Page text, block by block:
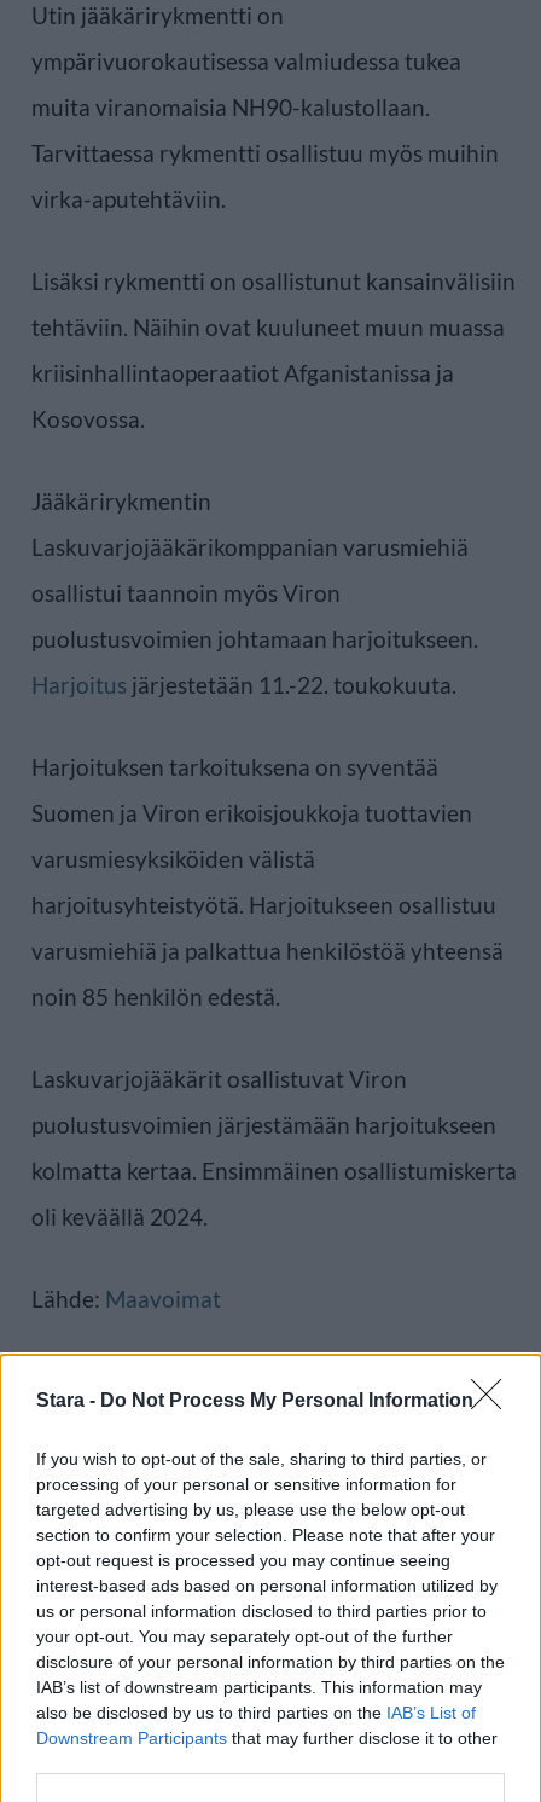
Stara - Do Not Process My Personal Information
If you wish to opt-out of the sale, sharing to third parties, or
processing of your personal or sensitive information for
targeted advertising by us, please use the below opt-out
section to confirm your selection. Please note that after your
opt-out request is processed you may continue seeing
interest-based ads based on personal information utilized by
us or personal information disclosed to third parties prior to
your opt-out. You may separately opt-out of the further
disclosure of your personal information by third parties on the
IAB’s list of downstream participants. This information may
also be disclosed by us to third parties on the IAB’s List of
Downstream Participants that may further disclose it to other
Utin jääkärirykmentti on
ympärivuorokautisessa valmiudessa tukea
muita viranomaisia NH90-kalustollaan.
Tarvittaessa rykmentti osallistuu myös muihin
virka-aputehtäviin.
Lisäksi rykmentti on osallistunut kansainvälisiin
tehtäviin. Näihin ovat kuuluneet muun muassa
kriisinhallintaoperaatiot Afganistanissa ja
Kosovossa.
Jääkärirykmentin
Laskuvarjojääkärikomppanian varusmiehiä
osallistui taannoin myös Viron
puolustusvoimien johtamaan harjoitukseen.
Harjoitus järjestetään 11.-22. toukokuuta.
Harjoituksen tarkoituksena on syventää
Suomen ja Viron erikoisjoukkoja tuottavien
varusmiesyksiköiden välistä
harjoitusyhteistyötä. Harjoitukseen osallistuu
varusmiehiä ja palkattua henkilöstöä yhteensä
noin 85 henkilön edestä.
Laskuvarjojääkärit osallistuvat Viron
puolustusvoimien järjestämään harjoitukseen
kolmatta kertaa. Ensimmäinen osallistumiskerta
oli keväällä 2024.
Lähde: Maavoimat
laatikon. Voit myös lukea lisää tähän artikkeliin
liittyvistä teemoista ja aiheista, kutenarmeija
helikopteri,ilmavoimattai laajemmin samasta
aihealueestaUutiset -osioistamme.
Ilmoita virheestä·Tietoa meistä·Toimitusperiaatteet